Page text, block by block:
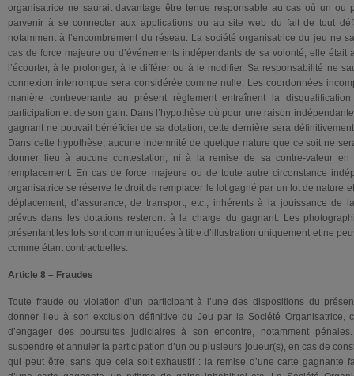
organisatrice ne saurait davantage être tenue responsable au cas où un ou
parvenir à se connecter aux applications ou au site web du fait de tout
notamment à l’encombrement du réseau. La société organisatrice du jeu ne
cas de force majeure ou d’événements indépendants de sa volonté, elle
l’écourter, à le prolonger, à le différer ou à le modifier. Sa responsabilité ne
connexion interrompue sera considérée comme nulle. Les coordonnées
manière contrevenante au présent règlement entraînent la
participation et de son gain. Dans l’hypothèse où pour une raison
gagnant ne pouvait bénéficier de sa dotation, cette dernière sera
Dans cette hypothèse, aucune indemnité de quelque nature que ce soit ne
donner lieu à aucune contestation, ni à la remise de sa contre-valeur
remplacement. En cas de force majeure ou de toute autre circonstance
organisatrice se réserve le droit de remplacer le lot gagné par un lot de nature
déplacement, d’assurance, de transport, etc., inhérents à la jouissance de
prévus dans les dotations resteront à la charge du gagnant. Les
présentant les lots sont communiquées à titre d’illustration uniquement et ne
comme étant contractuelles.
Article 8 – Fraudes
Toute fraude ou violation d’un participant à l’une des dispositions du
donner lieu à son exclusion définitive du Jeu par la Société Organisatrice,
d’engager des poursuites judiciaires à son encontre, notamment
suspendre et annuler la participation d’un ou plusieurs joueur(s), en cas de
qui peut être, sans que cela soit exhaustif : la remise d’une carte gagnante